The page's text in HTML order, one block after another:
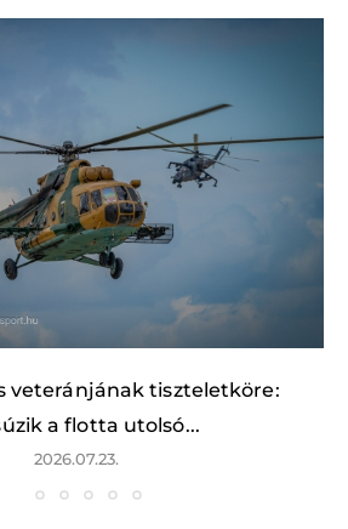
veteránjának tiszteletköre:
a flotta utolsó...
2026.07.23.